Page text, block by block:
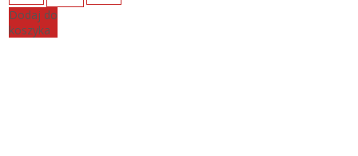
Dodaj do
koszyka